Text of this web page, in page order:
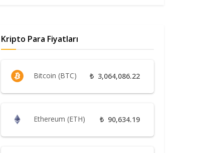
Kripto Para Fiyatları
Bitcoin (BTC) ₺ 3,064,086.22
Ethereum (ETH) ₺ 90,634.19